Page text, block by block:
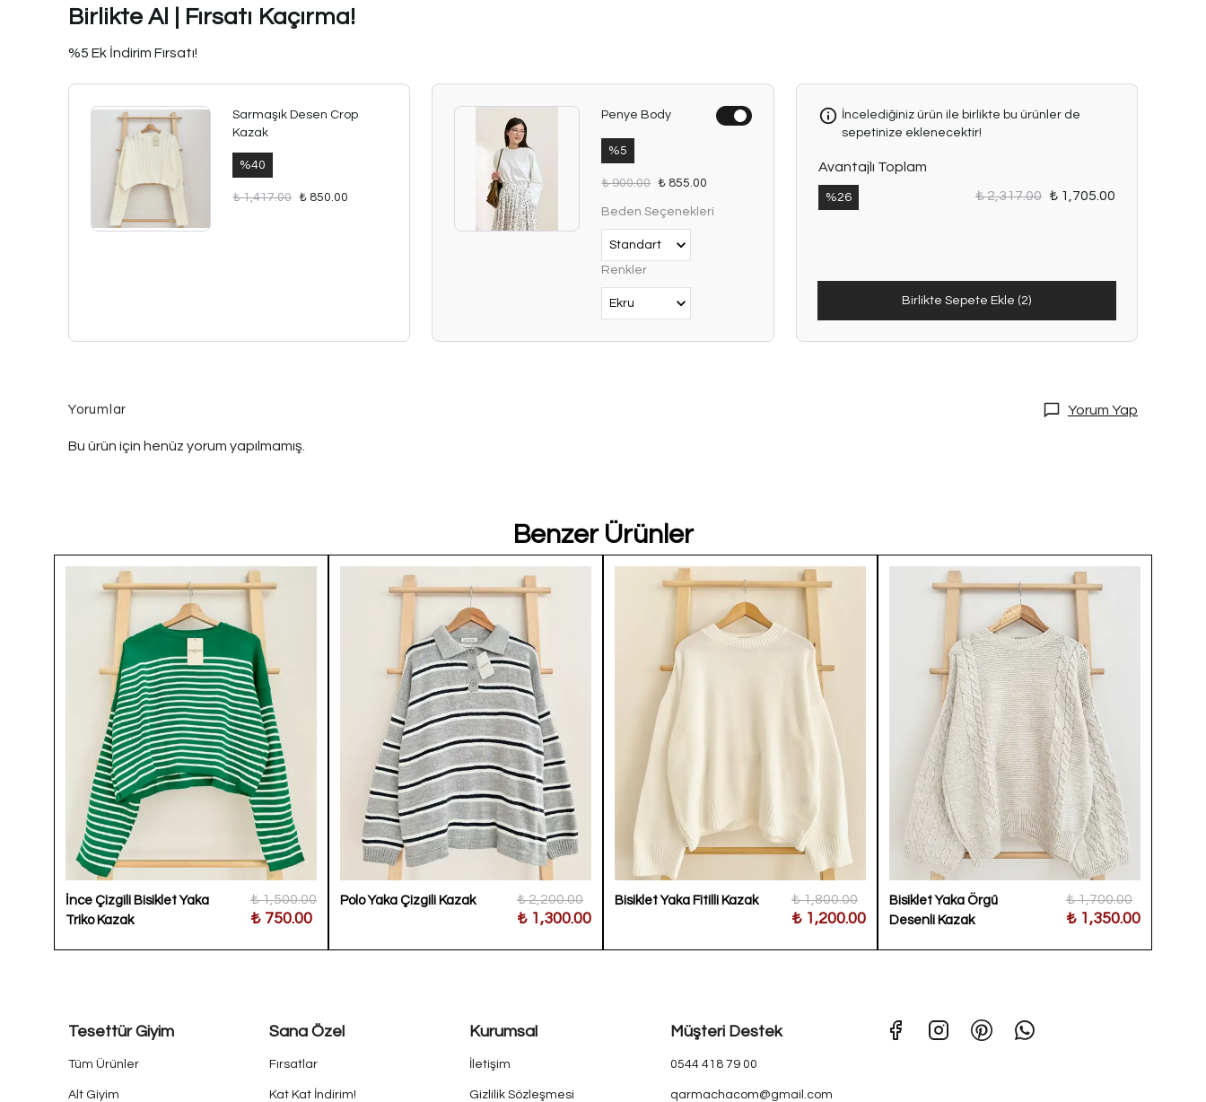
Birlikte Al | Fırsatı Kaçırma!
%5 Ek İndirim Fırsatı!
Sarmaşık Desen Crop
Kazak
%40
₺ 1,417.00 ₺ 850.00
Penye Body
%5
₺ 900.00 ₺ 855.00
Beden Seçenekleri
Renkler
İncelediğiniz ürün ile birlikte bu ürünler de
sepetinize eklenecektir!
Avantajlı Toplam
%26 ₺ 2,317.00 ₺ 1,705.00
Birlikte Sepete Ekle (2)
Yorumlar Yorum Yap
Bu ürün için henüz yorum yapılmamış.
Benzer Ürünler
İnce Çizgili Bisiklet Yaka
Triko Kazak
₺ 1,500.00
₺ 750.00
Polo Yaka Çizgili Kazak ₺ 2,200.00
₺ 1,300.00
Bisiklet Yaka Fitilli Kazak ₺ 1,800.00
₺ 1,200.00
Bisiklet Yaka Örgü
Desenli Kazak
₺ 1,700.00
₺ 1,350.00
Tesettür Giyim
Tüm Ürünler
Alt Giyim
Sana Özel
Fırsatlar
Kat Kat İndirim!
Kurumsal
İletişim
Gizlilik Sözleşmesi
Müşteri Destek
0544 418 79 00
qarmachacom@gmail.com